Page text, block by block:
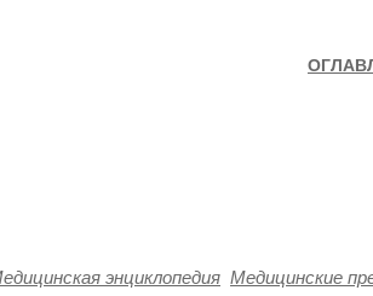
энциклопедия Медицинские